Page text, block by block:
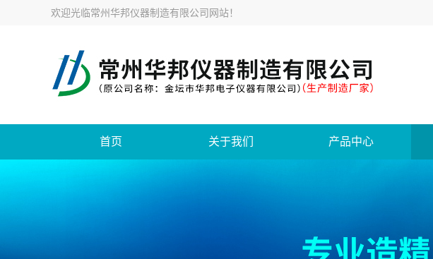
欢迎光临常州华邦仪器制造有限公司网站！
首页 关于我们 产品中心